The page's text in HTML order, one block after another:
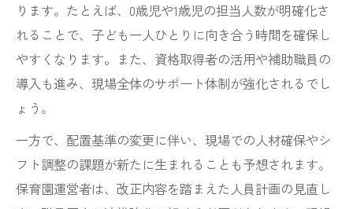
ります。たとえば、0歳児や1歳児の担当人数が明確化さ
れることで、子ども一人ひとりに向き合う時間を確保し
やすくなります。また、資格取得者の活用や補助職員の
導入も進み、現場全体のサポート体制が強化されるでし
ょう。
一方で、配置基準の変更に伴い、現場での人材確保やシ
フト調整の課題が新たに生まれることも予想されます。
保育園運営者は、改正内容を踏まえた人員計画の見直し